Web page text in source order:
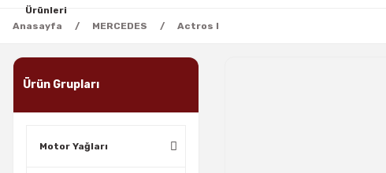
Anasayfa MERCEDES Actros I
Ürün Grupları
Motor Yağları